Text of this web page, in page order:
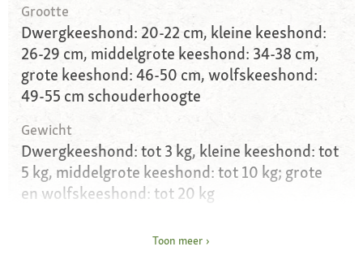
Grootte
Dwergkeeshond: 20-22 cm, kleine keeshond:
26-29 cm, middelgrote keeshond: 34-38 cm,
grote keeshond: 46-50 cm, wolfskeeshond:
49-55 cm schouderhoogte
Gewicht
Dwergkeeshond: tot 3 kg, kleine keeshond: tot
5 kg, middelgrote keeshond: tot 10 kg; grote
en wolfskeeshond: tot 20 kg
Vosachtige kop, “vierkant gebouwd”, staart
Toon meer